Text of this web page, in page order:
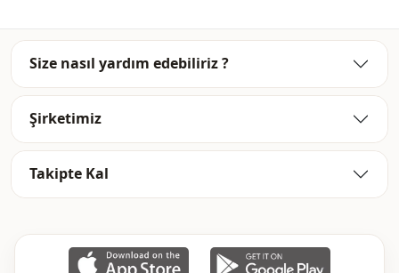
Kalip Oversize
Size nasıl yardım edebiliriz ?
Şirketimiz
Takipte Kal